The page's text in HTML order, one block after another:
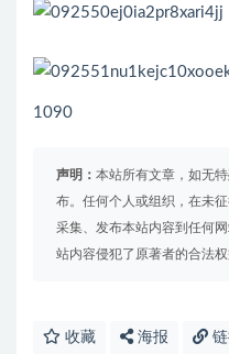
1090
声明： 本站所有文章，如无
布。任何个人或组织，在未
采集、发布本站内容到任何
站内容侵犯了原著者的合法
收藏 海报